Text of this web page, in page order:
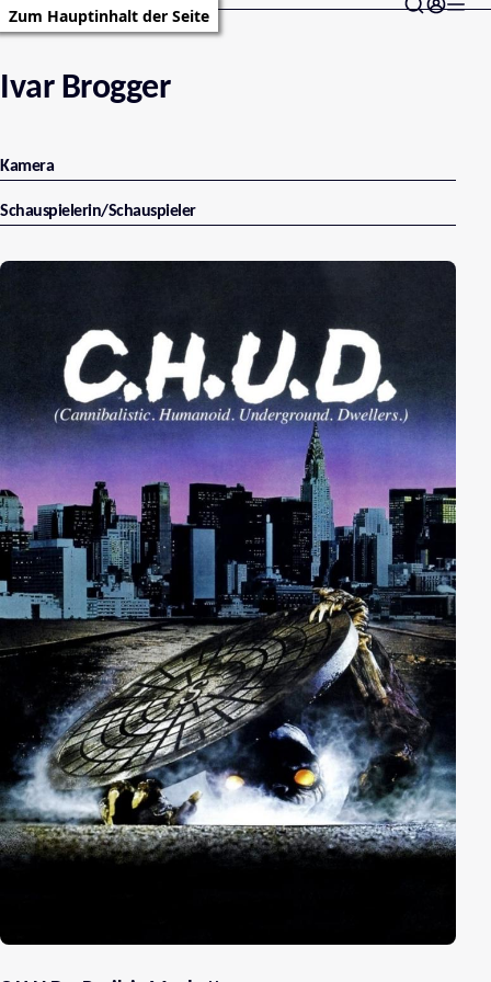
Zum Hauptinhalt der Seite
Ivar Brogger
Kamera
Schauspielerin/Schauspieler